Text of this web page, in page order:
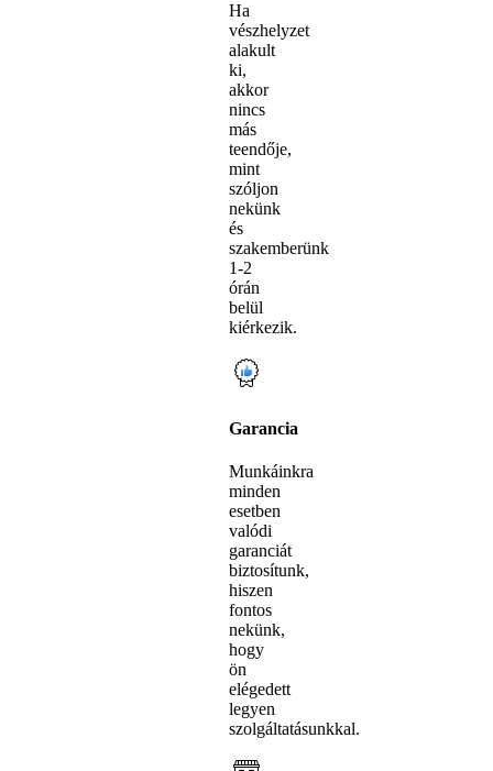
Ha
vészhelyzet
alakult
ki,
akkor
nincs
más
teendője,
mint
szóljon
nekünk
és
szakemberünk
1-2
órán
belül
kiérkezik.
Garancia
Munkáinkra
minden
esetben
valódi
garanciát
biztosítunk,
hiszen
fontos
nekünk,
hogy
ön
elégedett
legyen
szolgáltatásunkkal.